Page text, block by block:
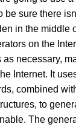
be sure there
in the middle
on the
necessary,
Internet. It
combined
to
The